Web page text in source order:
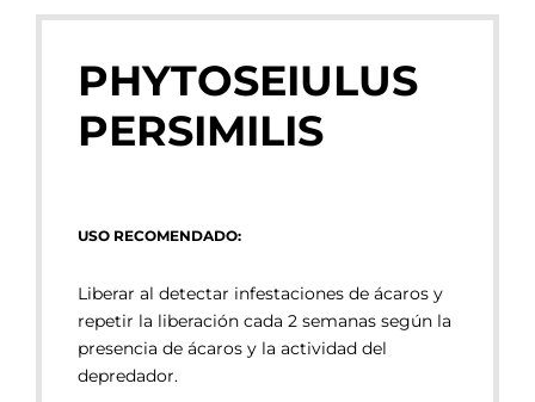
PHYTOSEIULUS
PERSIMILIS
USO RECOMENDADO:
Liberar al detectar infestaciones de ácaros y
repetir la liberación cada 2 semanas según la
presencia de ácaros y la actividad del
depredador.